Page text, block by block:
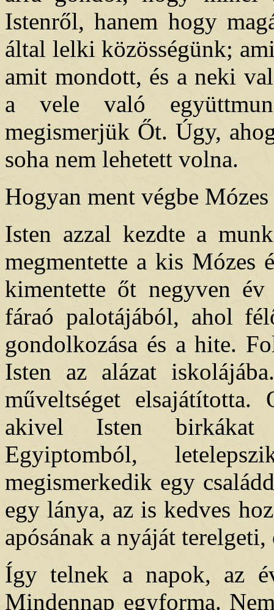
Istenről, hanem hogy
által lelki közösségünk;
amit mondott, és a neki
a vele való
megismerjük Őt. Úgy,
soha nem lehetett volna.
Hogyan ment végbe Mózes
Isten azzal kezdte a
megmentette a kis Mózes
kimentette őt negyven
fáraó palotájából, ahol
gondolkozása és a hite.
Isten az alázat
műveltséget
akivel Isten birkákat
Egyiptomból,
megismerkedik egy
egy lánya, az is kedves
apósának a nyáját
Így telnek a napok, az
Mindennap egyforma.